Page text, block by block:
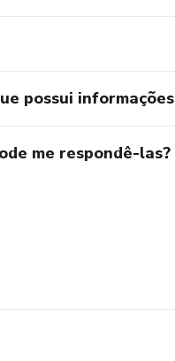
possui
me respondê-las?